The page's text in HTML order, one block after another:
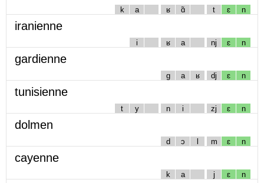
k a ʁ ɑ̃ t ɛ n
iranienne
i ʁ a nj ɛ n
gardienne
g a ʁ dj ɛ n
tunisienne
t y n i zj ɛ n
dolmen
d ɔ l m ɛ n
cayenne
k a j ɛ n